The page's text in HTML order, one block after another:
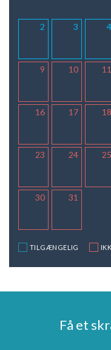
2 3 4
9 10 11
16 17 18
23 24 25
30 31
TILGÆNGELIG
Få et